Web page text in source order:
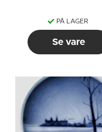
PÅ LAGER
Se vare